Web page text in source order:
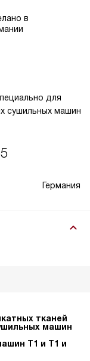
в
для
сушильных машин
Германия
тканей
машин
T1 и T1 и